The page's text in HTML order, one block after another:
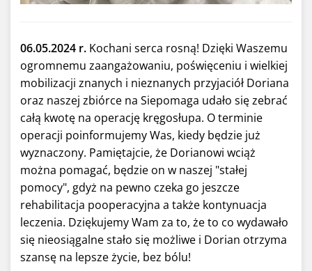
06.05.2024 r. Kochani serca rosną! Dzięki Waszemu
ogromnemu zaangażowaniu, poświęceniu i wielkiej
mobilizacji znanych i nieznanych przyjaciół Doriana
oraz naszej zbiórce na Siepomaga udało się zebrać
całą kwotę na operację kręgosłupa. O terminie
operacji poinformujemy Was, kiedy będzie już
wyznaczony. Pamiętajcie, że Dorianowi wciąż
można pomagać, będzie on w naszej "stałej
pomocy", gdyż na pewno czeka go jeszcze
rehabilitacja pooperacyjna a także kontynuacja
leczenia. Dziękujemy Wam za to, że to co wydawało
się nieosiągalne stało się możliwe i Dorian otrzyma
szansę na lepsze życie, bez bólu!